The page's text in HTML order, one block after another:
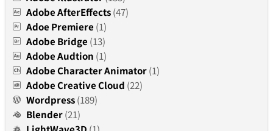
Adobe AfterEffects(47)
Adoe Premiere (1)
Adobe Bridge (13)
Adobe Audtion (1)
Adobe Character Animator(1)
Adobe Creative Cloud (22)
Wordpress(189)
Blender(21)